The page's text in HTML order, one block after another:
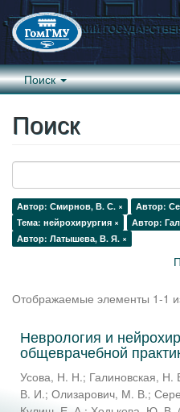
Поиск
Поиск
Автор: Смирнов, В. С. ×
Автор:
Тема: нейрохирургия ×
Автор:
Автор: Латышева, В. Я. ×
Отображаемые элементы 1-1
Неврология и
общеврачебной
Усова, Н. Н.; Галиновская, Н.
В. И.; Олизарович, М. В.;